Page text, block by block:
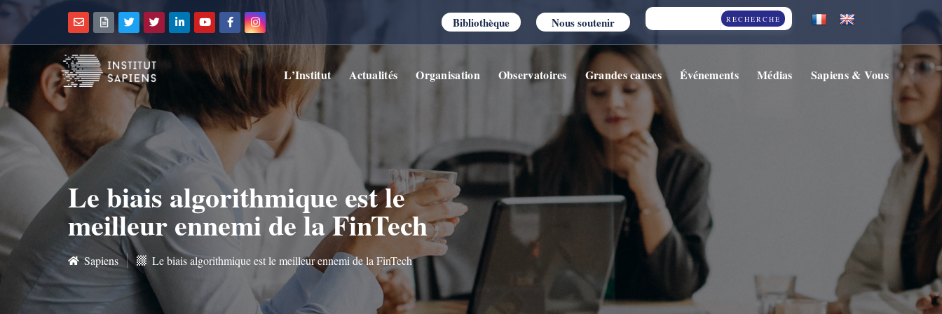
Bibliothèque Nous soutenir RECHERCHE
L’Institut Actualités Organisation Observatoires Grandes causes Événements Médias Sapiens & Vous
Le biais algorithmique est le
meilleur ennemi de la FinTech
Sapiens Le biais algorithmique est le meilleur ennemi de la FinTech